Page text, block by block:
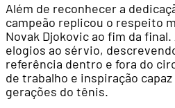
Além de reconhecer a
campeão replicou o respeito
Novak Djokovic ao fim da
elogios ao sérvio,
referência dentro e fora do
de trabalho e inspiração
gerações do tênis.